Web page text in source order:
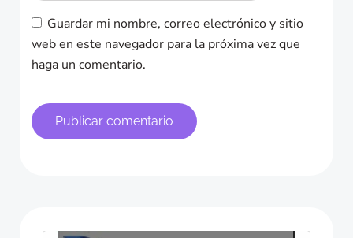
Guardar mi nombre, correo electrónico y sitio
web en este navegador para la próxima vez que
haga un comentario.